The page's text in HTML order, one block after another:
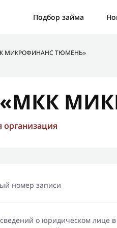
Подбор займа
МИКРОФИНАНС ТЮМЕНЬ»
номер записи
о юридическом лице